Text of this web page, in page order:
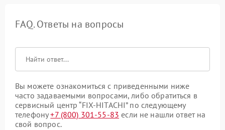
FAQ. Ответы на вопросы
Вы можете ознакомиться с приведенными ниже
часто задаваемыми вопросами, либо обратиться в
сервисный центр “FIX-HITACHI” по следующему
телефону+7 (800) 301-55-83 если не нашли ответ на
свой вопрос.